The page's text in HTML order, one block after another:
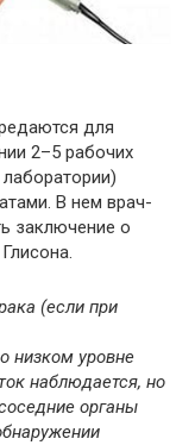
для
2–5 рабочих
В нем врач-
заключение о
(если при
низком уровне
наблюдается, но
органы